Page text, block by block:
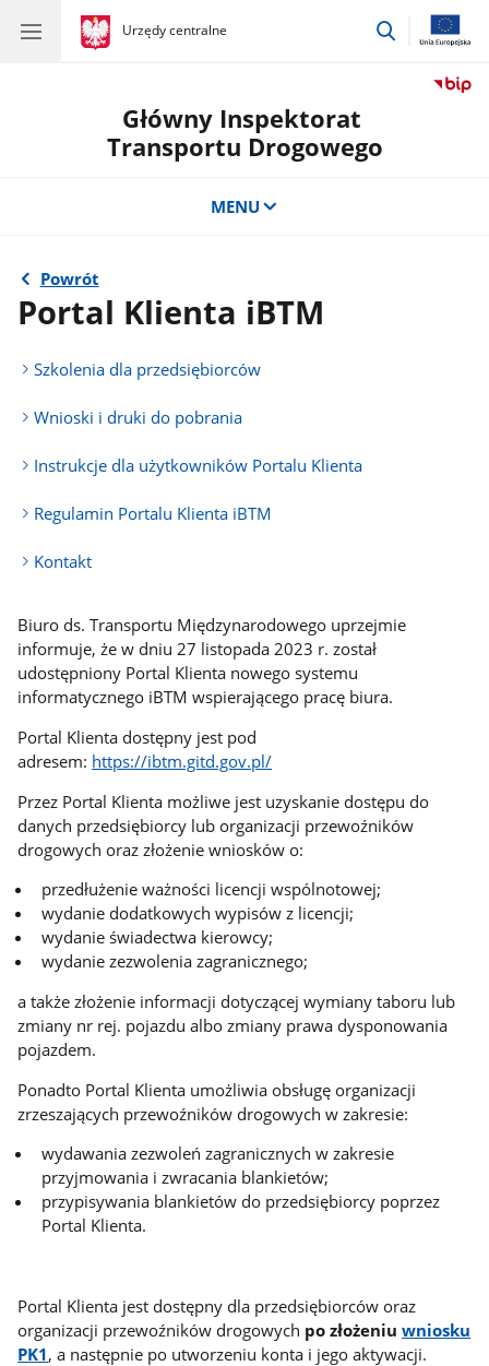
gov.pl
Urzędy centralne
gov.pl
Urzędy
przejdź
Główny Inspektorat
Transportu Drogowego
MENU
Powrót
Portal Klienta iBTM
Szkolenia dla przedsiębiorców
Wnioski i druki do pobrania
Instrukcje dla użytkowników Portalu Klienta
Regulamin Portalu Klienta iBTM
Kontakt
Biuro ds. Transportu Międzynarodowego uprzejmie
informuje, że w dniu 27 listopada 2023 r. został
udostępniony Portal Klienta nowego systemu
informatycznego iBTM wspierającego pracę biura.
Portal Klienta dostępny jest pod
adresem: https://ibtm.gitd.gov.pl/
Przez Portal Klienta możliwe jest uzyskanie dostępu do
danych przedsiębiorcy lub organizacji przewoźników
drogowych oraz złożenie wniosków o:
przedłużenie ważności licencji wspólnotowej;
wydanie dodatkowych wypisów z licencji;
wydanie świadectwa kierowcy;
wydanie zezwolenia zagranicznego;
a także złożenie informacji dotyczącej wymiany taboru lub
zmiany nr rej. pojazdu albo zmiany prawa dysponowania
pojazdem.
Ponadto Portal Klienta umożliwia obsługę organizacji
zrzeszających przewoźników drogowych w zakresie:
wydawania zezwoleń zagranicznych w zakresie
przyjmowania i zwracania blankietów;
przypisywania blankietów do przedsiębiorcy poprzez
Portal Klienta.
Portal Klienta jest dostępny dla przedsiębiorców oraz
organizacji przewoźników drogowych po złożeniuwniosku
PK1, a następnie po utworzeniu konta i jego aktywacji.